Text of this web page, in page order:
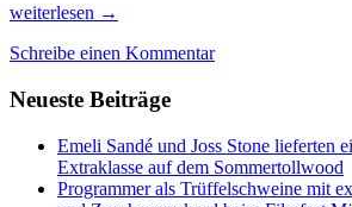
3.
Mingun
Abkühlung
Lwin
weiterlesen →
Schreibe einen Kommentar
Neueste Beiträge
Emeli Sandé und Joss Stone lieferten
Extraklasse auf dem Sommertollwood
Programmer als Trüffelschweine mit